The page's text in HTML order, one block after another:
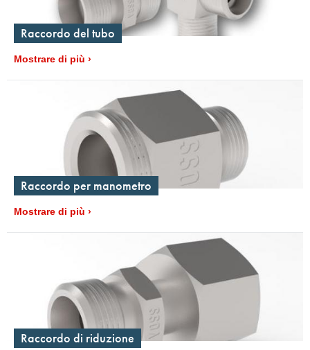
Raccordo del tubo
Mostrare di più
Raccordo per manometro
Mostrare di più
Raccordo di riduzione